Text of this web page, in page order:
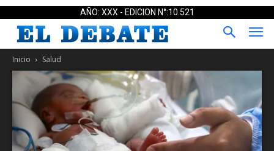
AÑO: XXX - EDICION N°:10.521
Inicio Salud